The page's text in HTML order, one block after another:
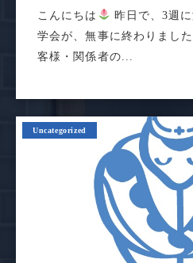
こんにちは
昨日で、3週
学会が、無事に終わりました
客様・関係者の...
Uncategorized